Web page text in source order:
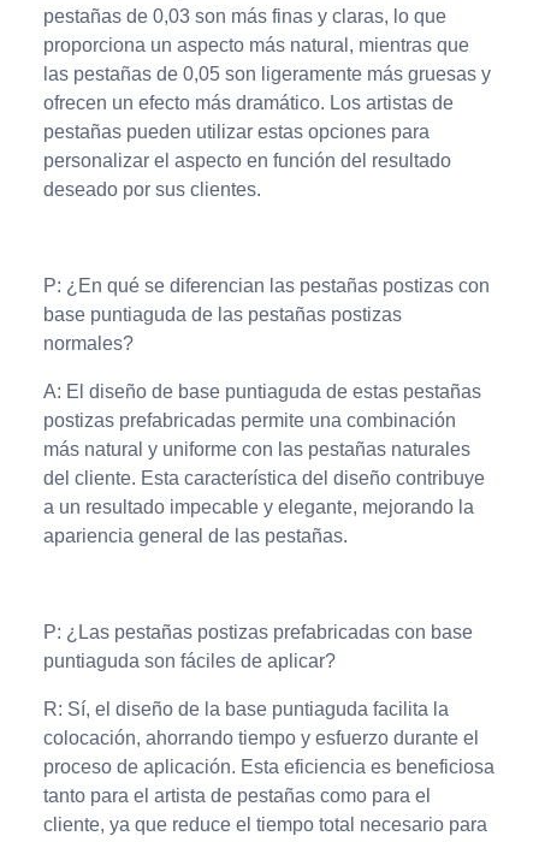
pestañas de 0,03 son más finas y claras, lo que
proporciona un aspecto más natural, mientras que
las pestañas de 0,05 son ligeramente más gruesas y
ofrecen un efecto más dramático. Los artistas de
pestañas pueden utilizar estas opciones para
personalizar el aspecto en función del resultado
deseado por sus clientes.
P: ¿En qué se diferencian las pestañas postizas con
base puntiaguda de las pestañas postizas
normales?
A: El diseño de base puntiaguda de estas pestañas
postizas prefabricadas permite una combinación
más natural y uniforme con las pestañas naturales
del cliente. Esta característica del diseño contribuye
a un resultado impecable y elegante, mejorando la
apariencia general de las pestañas.
P: ¿Las pestañas postizas prefabricadas con base
puntiaguda son fáciles de aplicar?
R: Sí, el diseño de la base puntiaguda facilita la
colocación, ahorrando tiempo y esfuerzo durante el
proceso de aplicación. Esta eficiencia es beneficiosa
tanto para el artista de pestañas como para el
cliente, ya que reduce el tiempo total necesario para